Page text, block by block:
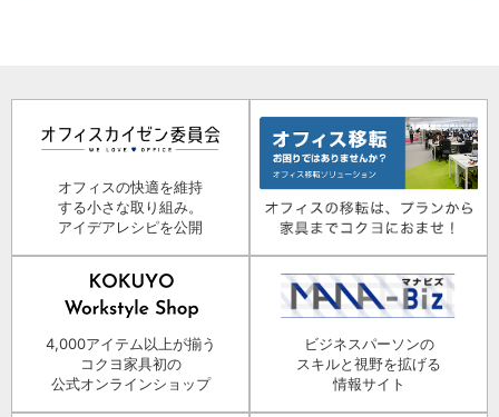
オフィスの快適を維持
する小さな取り組み。
アイデアレシピを公開
4,000アイテム以上が揃う
コクヨ家具初の
公式オンラインショップ
ビジネスパーソンの
スキルと視野を拡げる
情報サイト